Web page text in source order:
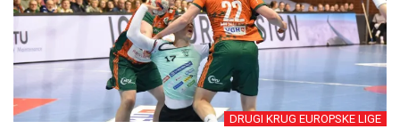
DRUGI KRUG EUROPSKE LIGE